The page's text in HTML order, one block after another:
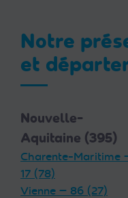
Notre
et
Nouvelle-
Aquitaine (395)
Charente-Maritime
17 (78)
Vienne — 86 (27)